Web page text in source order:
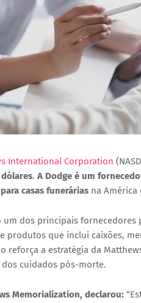
International Corporation
. A Dodge é um
casas funerárias na América
dos principais fornecedores
produtos que inclui caixões,
reforça a estratégia da
cuidados pós-morte.
Memorialization, declarou: